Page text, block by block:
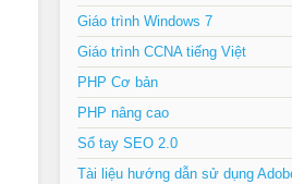
Giáo trình Windows 7
Giáo trình CCNA tiếng Việt
PHP Cơ bản
PHP nâng cao
Sổ tay SEO 2.0
Tài liệu hướng dẫn sử dụng